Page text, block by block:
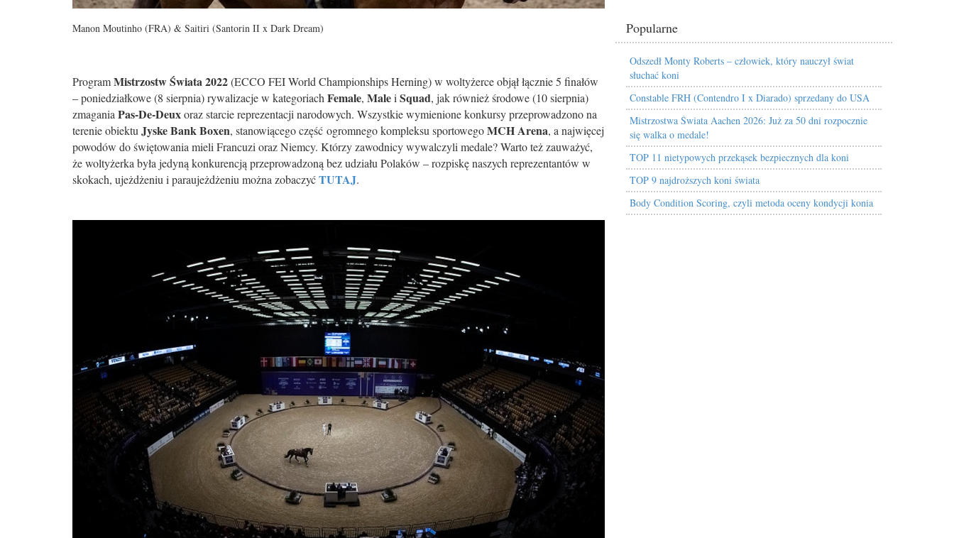
Manon Moutinho (FRA) & Saitiri (Santorin II x Dark Dream)
ProgramMistrzostw Świata 2022(ECCO FEI World Championships Herning) w woltyżerce objął łącznie 5 finałów
– poniedziałkowe (8 sierpnia) rywalizacje w kategoriach Female, Malei Squad, jak również środowe (10 sierpnia)
zmagania Pas-De-Deuxoraz starcie reprezentacji narodowych. Wszystkie wymienione konkursy przeprowadzono na
terenie obiektu Jyske Bank Boxen, stanowiącego część ogromnego kompleksu sportowegoMCH Arena, a najwięcej
powodów do świętowania mieli Francuzi oraz Niemcy. Którzy zawodnicy wywalczyli medale? Warto też zauważyć,
że woltyżerka była jedyną konkurencją przeprowadzoną bez udziału Polaków – rozpiskę naszych reprezentantów w
skokach, ujeżdżeniu i paraujeżdżeniu można zobaczyćTUTAJ.
Popularne
Odszedł Monty Roberts – człowiek, który nauczył świat
słuchać koni
Constable FRH (Contendro I x Diarado) sprzedany do USA
Mistrzostwa Świata Aachen 2026: Już za 50 dni rozpocznie
się walka o medale!
TOP 11 nietypowych przekąsek bezpiecznych dla koni
TOP 9 najdroższych koni świata
Body Condition Scoring, czyli metoda oceny kondycji konia